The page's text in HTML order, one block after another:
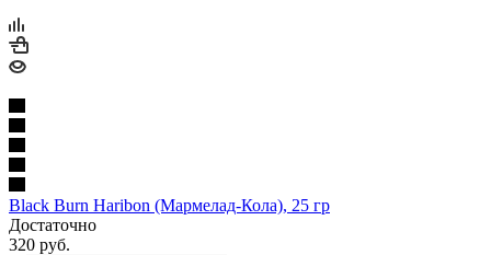
Black Burn Haribon (Мармелад-Кола), 25 гр
Достаточно
320 руб.